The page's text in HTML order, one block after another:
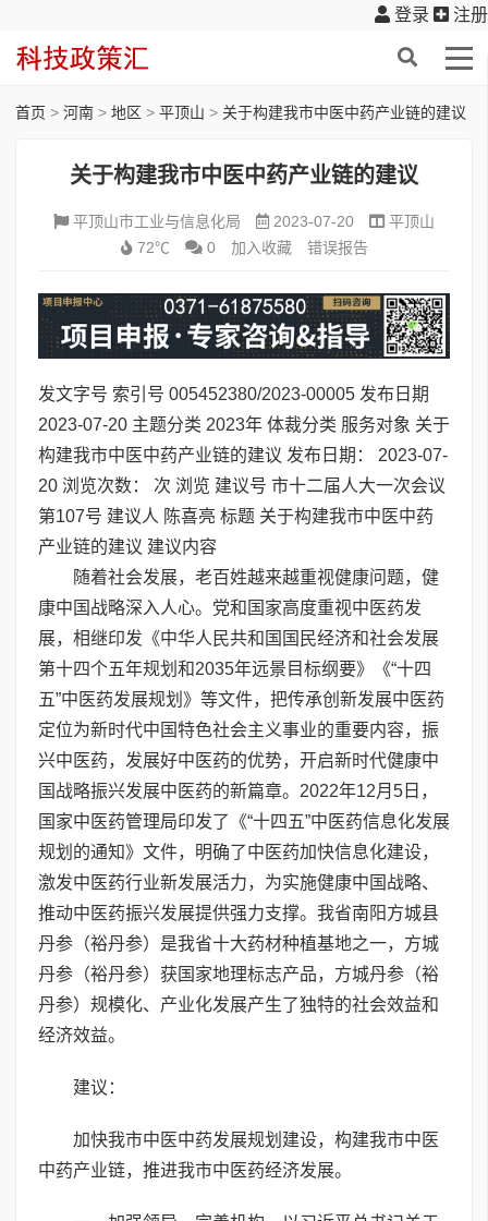
登录 注册
首页 > 河南 > 地区 > 平顶山 > 关于构建我市中医中药产业链的建议
关于构建我市中医中药产业链的建议
平顶山市工业与信息化局 2023-07-20
平顶山
72℃
0 加入收藏 错误报告
发文字号 索引号 005452380/2023-00005 发布日期
2023-07-20 主题分类 2023年 体裁分类 服务对象 关于
构建我市中医中药产业链的建议 发布日期： 2023-07-
20 浏览次数： 次 浏览 建议号 市十二届人大一次会议
第107号 建议人 陈喜亮 标题 关于构建我市中医中药
产业链的建议 建议内容
随着社会发展，老百姓越来越重视健康问题，健
康中国战略深入人心。党和国家高度重视中医药发
展，相继印发《中华人民共和国国民经济和社会发展
第十四个五年规划和2035年远景目标纲要》《“十四
五”中医药发展规划》等文件，把传承创新发展中医药
定位为新时代中国特色社会主义事业的重要内容，振
兴中医药，发展好中医药的优势，开启新时代健康中
国战略振兴发展中医药的新篇章。2022年12月5日，
国家中医药管理局印发了《“十四五”中医药信息化发展
规划的通知》文件，明确了中医药加快信息化建设，
激发中医药行业新发展活力，为实施健康中国战略、
推动中医药振兴发展提供强力支撑。我省南阳方城县
丹参（裕丹参）是我省十大药材种植基地之一，方城
丹参（裕丹参）获国家地理标志产品，方城丹参（裕
丹参）规模化、产业化发展产生了独特的社会效益和
经济效益。
建议：
加快我市中医中药发展规划建设，构建我市中医
中药产业链，推进我市中医药经济发展。